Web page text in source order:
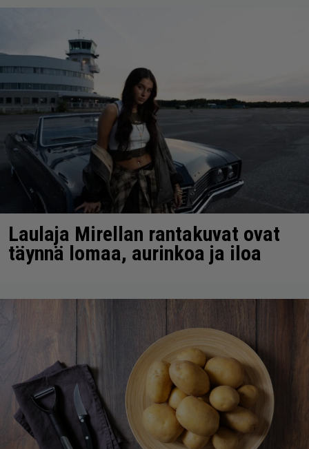
Laulaja Mirellan rantakuvat ovat
täynnä lomaa, aurinkoa ja iloa